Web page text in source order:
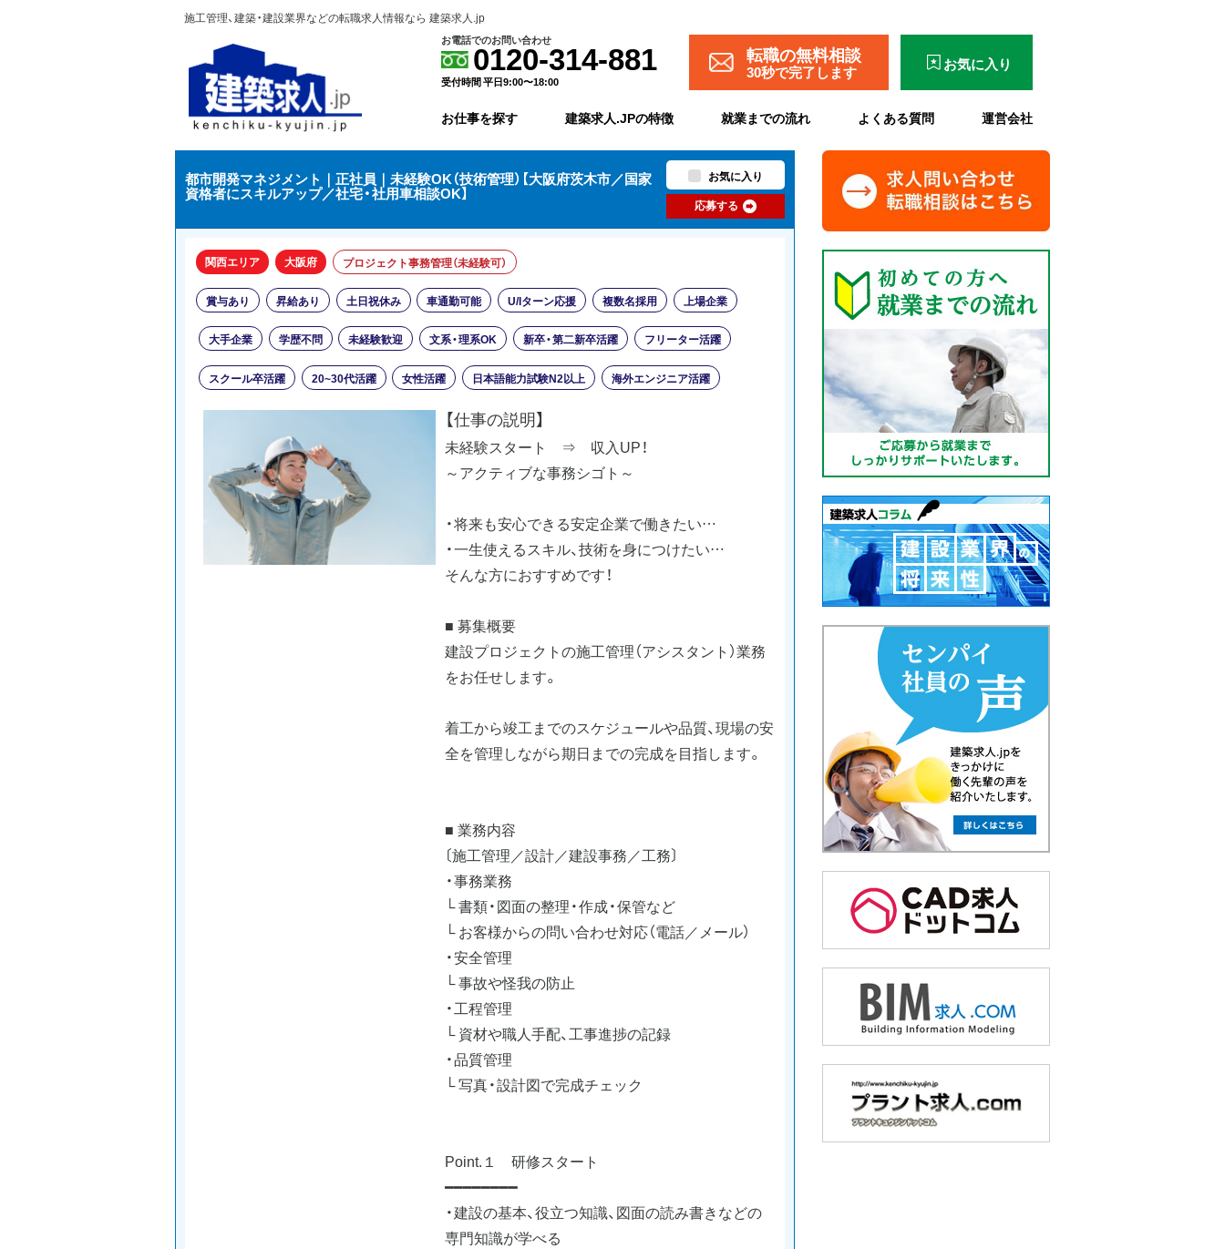
施工管理、建築・建設業界などの転職求人情報なら 建築求人.jp
お電話でのお問い合わせ
0120-314-881
受付時間 平日9:00〜18:00
転職の無料相談
30秒で完了します お気に入り
お仕事を探す 建築求人.JPの特徴 就業までの流れ よくある質問 運営会社
都市開発マネジメント｜正社員｜未経験OK（技術管理）【大阪府茨木市／国家
資格者にスキルアップ／社宅・社用車相談OK】
お気に入り
応募する
関西エリア 大阪府 プロジェクト事務管理（未経験可）
賞与あり 昇給あり 土日祝休み 車通勤可能 U/Iターン応援 複数名採用 上場企業
大手企業 学歴不問 未経験歓迎 文系・理系OK 新卒・第二新卒活躍 フリーター活躍
スクール卒活躍 20~30代活躍 女性活躍 日本語能力試験N2以上 海外エンジニア活躍
【仕事の説明】
未経験スタート ⇒ 収入UP！
～アクティブな事務シゴト～
・将来も安心できる安定企業で働きたい…
・一生使えるスキル、技術を身につけたい…
そんな方におすすめです！
■ 募集概要
建設プロジェクトの施工管理（アシスタント）業務
をお任せします。
着工から竣工までのスケジュールや品質、現場の安
全を管理しながら期日までの完成を目指します。
■ 業務内容
〔施工管理／設計／建設事務／工務〕
・事務業務
└ 書類・図面の整理・作成・保管など
└ お客様からの問い合わせ対応（電話／メール）
・安全管理
└ 事故や怪我の防止
・工程管理
└ 資材や職人手配、工事進捗の記録
・品質管理
└ 写真・設計図で完成チェック
Point.１ 研修スタート
━━━━━━━━
・建設の基本、役立つ知識、図面の読み書きなどの
専門知識が学べる